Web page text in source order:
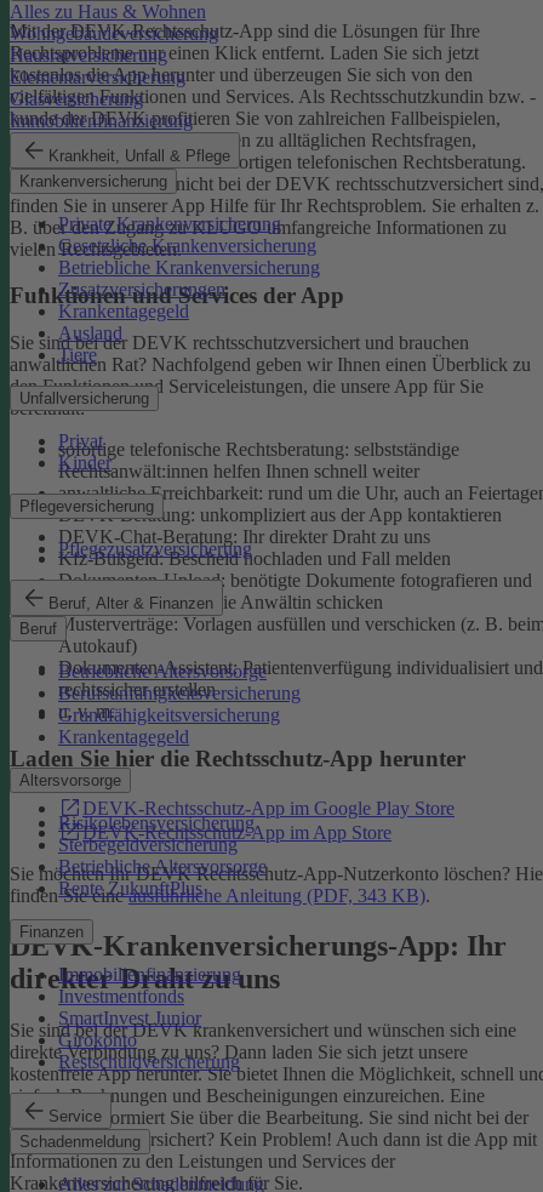
Alles zu Haus & Wohnen
Wohngebäudeversicherung
Hausratversicherung
Elementarversicherung
Glasversicherung
Immobilienfinanzierung
Krankheit, Unfall & Pflege
Krankenversicherung
Private Krankenversicherung
Gesetzliche Krankenversicherung
Betriebliche Krankenversicherung
Zusatzversicherungen
Krankentagegeld
Ausland
Tiere
Unfallversicherung
Privat
Kinder
Pflegeversicherung
Pflegezusatzversicherung
Beruf, Alter & Finanzen
Beruf
Betriebliche Altersvorsorge
Berufsunfähigkeitsversicherung
Grundfähigkeitsversicherung
Krankentagegeld
Altersvorsorge
Risikolebensversicherung
Sterbegeldversicherung
Betriebliche Altersvorsorge
Rente ZukunftPlus
Finanzen
Immobilienfinanzierung
Investmentfonds
SmartInvest Junior
Girokonto
Restschuldversicherung
Service
Schadenmeldung
Alles zur Schadenmeldung
Mit der DEVK-Rechtsschutz-App sind die Lösungen für Ihre
Rechtsprobleme nur einen Klick entfernt. Laden Sie sich jetzt
kostenlos die App herunter und überzeugen Sie sich von den
vielfältigen Funktionen und Services. Als Rechtsschutzkundin bzw. -
kunde der DEVK profitieren Sie von zahlreichen Fallbeispielen,
informativen Ratgeberbeiträgen zu alltäglichen Rechtsfragen,
Musterverträgen und einer sofortigen telefonischen Rechtsberatung.
Aber auch, wenn Sie nicht bei der DEVK rechtsschutzversichert sind,
finden Sie in unserer App Hilfe für Ihr Rechtsproblem. Sie erhalten z.
B. über den Zugang zu KLUGO umfangreiche Informationen zu
vielen Rechtsgebieten.
Funktionen und Services der App
Sie sind bei der DEVK rechtsschutzversichert und brauchen
anwaltlichen Rat? Nachfolgend geben wir Ihnen einen Überblick zu
den Funktionen und Serviceleistungen, die unsere App für Sie
bereithält:
sofortige telefonische Rechtsberatung: selbstständige
Rechtsanwält:innen helfen Ihnen schnell weiter
anwaltliche Erreichbarkeit: rund um die Uhr, auch an
DEVK-Beratung: unkompliziert aus der App kontaktieren
DEVK-Chat-Beratung: Ihr direkter Draht zu uns
Kfz-Bußgeld: Bescheid hochladen und Fall melden
Dokumenten-Upload: benötigte Dokumente fotografieren und
an den Anwalt oder die Anwältin schicken
Musterverträge: Vorlagen ausfüllen und verschicken (z. B.
Autokauf)
Dokumenten-Assistent: Patientenverfügung individualisiert und
rechtssicher erstellen
u. v. m.
Laden Sie hier die Rechtsschutz-App herunter
DEVK-Rechtsschutz-App im Google Play Store
DEVK-Rechtsschutz-App im App Store
Sie möchten Ihr DEVK Rechtsschutz-App-Nutzerkonto löschen?
finden Sie eineausführliche Anleitung (PDF, 343 KB).
DEVK-Krankenversicherungs-App: Ihr
direkter Draht zu uns
Sie sind bei der DEVK krankenversichert und wünschen sich eine
direkte Verbindung zu uns? Dann laden Sie sich jetzt unsere
kostenfreie App herunter. Sie bietet Ihnen die Möglichkeit, schnell
einfach Rechnungen und Bescheinigungen einzureichen. Eine
Nachricht informiert Sie über die Bearbeitung. Sie sind nicht bei der
DEVK krankenversichert? Kein Problem! Auch dann ist die App mit
Informationen zu den Leistungen und Services der
Krankenversicherung hilfreich für Sie.